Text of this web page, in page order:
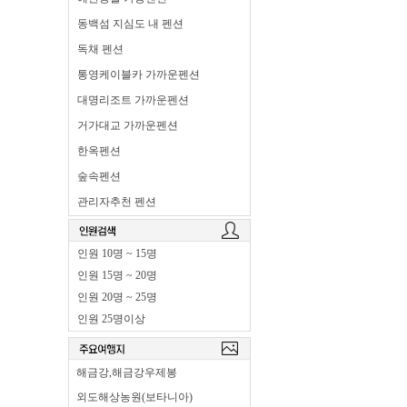
동백섬 지심도 내 펜션
독채 펜션
통영케이블카 가까운펜션
대명리조트 가까운펜션
거가대교 가까운펜션
한옥펜션
숲속펜션
관리자추천 펜션
인원 10명 ~ 15명
인원 15명 ~ 20명
인원 20명 ~ 25명
인원 25명이상
해금강,해금강우제봉
외도해상농원(보타니아)